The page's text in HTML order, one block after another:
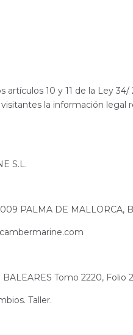
10 y 11 de la Ley
la información
S.L.
PALMA DE MALLORCA,
Tomo 2220, Folio
Taller.